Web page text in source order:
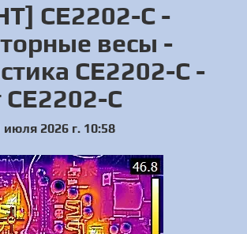
СЕ2202-С -
весы -
СЕ2202-С -
СЕ2202-С
2026 г. 10:58